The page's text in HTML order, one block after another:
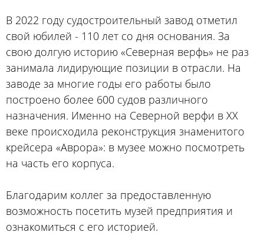
В 2022 году судостроительный завод отметил
свой юбилей - 110 лет со дня основания. За
свою долгую историю «Северная верфь» не раз
занимала лидирующие позиции в отрасли. На
заводе за многие годы его работы было
построено более 600 судов различного
назначения. Именно на Северной верфи в ХХ
веке происходила реконструкция знаменитого
крейсера «Аврора»: в музее можно посмотреть
на часть его корпуса.
Благодарим коллег за предоставленную
возможность посетить музей предприятия и
ознакомиться с его историей.